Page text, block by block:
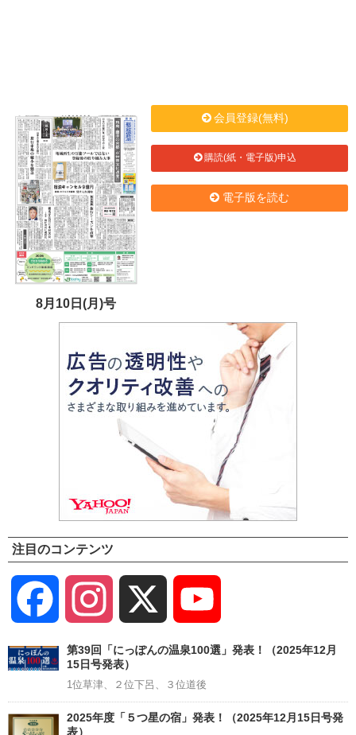
8月10日(月)号
会員登録(無料)
購読(紙・電子版)申込
電子版を読む
注目のコンテンツ
Facebook Instagram
Channel
第39回「にっぽんの温泉100選」発表！（2025年12月
15日号発表）
1位草津、２位下呂、３位道後
2025年度「５つ星の宿」発表！（2025年12月15日号発
表）